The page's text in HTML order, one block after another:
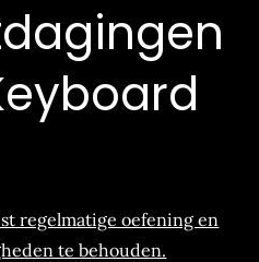
regelmatige oefening en
te behouden.